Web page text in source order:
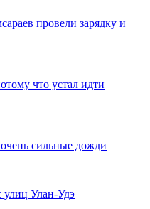
провели зарядку и
что устал идти
сильные дожди
улиц Улан-Удэ